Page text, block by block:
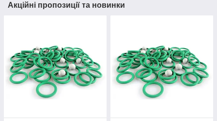
Акційні пропозиції та новинки